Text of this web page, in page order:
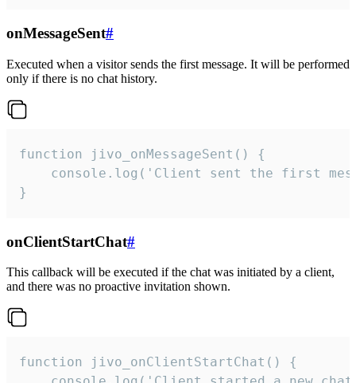
onMessageSent#
Executed when a visitor sends the first message. It will be performed
only if there is no chat history.
function jivo_onMessageSent() {
console.log('Client sent the first
}
onClientStartChat#
This callback will be executed if the chat was initiated by a client,
and there was no proactive invitation shown.
function jivo_onClientStartChat() {